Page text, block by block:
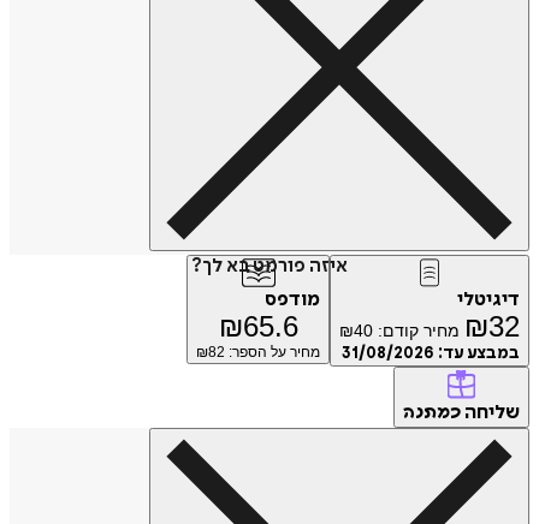
איזה פורמט בא לך?
דיגיטלי
₪32 מחיר קודם: ₪40
במבצע עד: 31/08/2026
מודפס
₪65.6
מחיר על הספר: ₪ 82
שליחה כמתנה